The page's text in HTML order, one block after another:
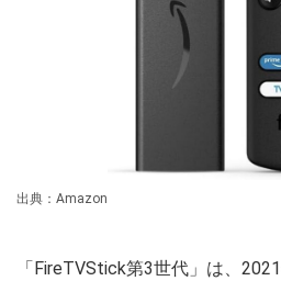
出典：Amazon
「FireTVStick第3世代」は、